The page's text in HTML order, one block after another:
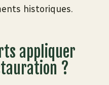
historiques.
appliquer
?